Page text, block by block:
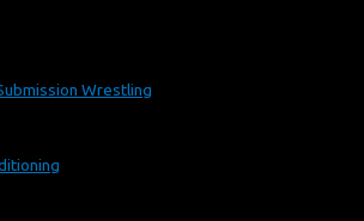
Wrestling